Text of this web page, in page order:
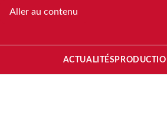
Aller au contenu
ACTUALITÉS